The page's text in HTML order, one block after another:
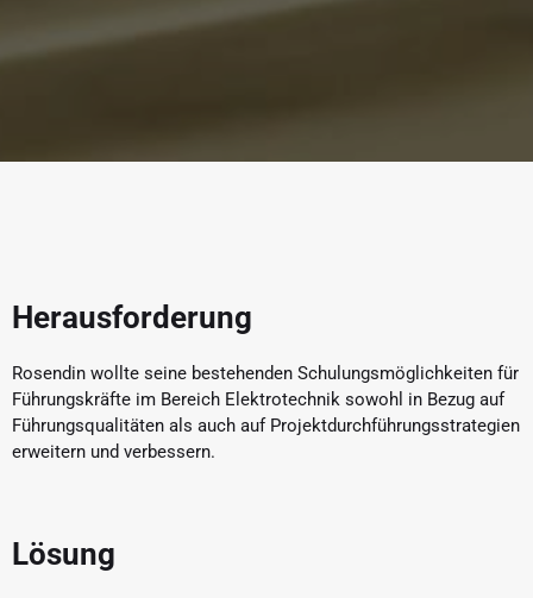
Herausforderung
Rosendin wollte seine bestehenden Schulungsmöglichkeiten für
Führungskräfte im Bereich Elektrotechnik sowohl in Bezug auf
Führungsqualitäten als auch auf Projektdurchführungsstrategien
erweitern und verbessern.
Lösung